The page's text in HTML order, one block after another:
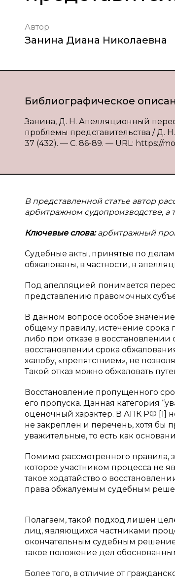
Автор
Занина Диана Николаевна
Библиографическое
Занина, Д. Н. Апелляционный
проблемы представительства / Д.
37 (432). — С. 86-89. — URL: https://
В представленной статье автор
арбитражном судопроизводстве, а
Ключевые слова:арбитражный
Судебные акты, принятые по
обжалованы, в частности, в
Под апелляцией понимается
представлению правомочных
В данном вопросе особое
общему правилу, истечение срока
либо при отказе в
восстановлении срока
жалобу, «препятствием», не
Такой отказ можно обжаловать
Восстановление пропущенного
его пропуска. Данная категория
оценочный характер. В АПК РФ [1]
не закреплен и перечень, хотя бы
уважительные, то есть как
Помимо рассмотренного
которое участником процесса не
такое ходатайство о
права обжалуемым судебным
Полагаем, такой подход лишен
лиц, являющихся частниками
окончательным судебным
такое положение дел
Более того, в отличие от